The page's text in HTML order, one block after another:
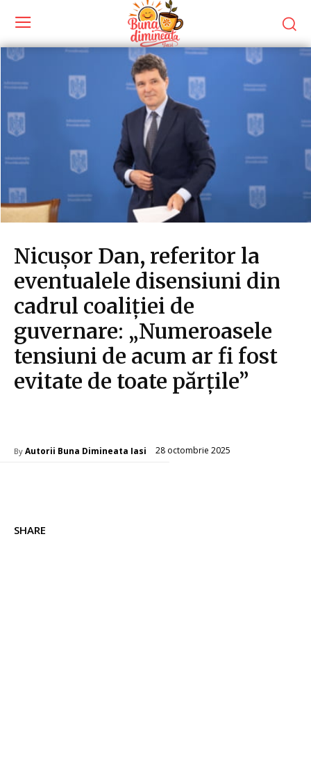
Nicușor Dan, referitor la
eventualele disensiuni din
cadrul coaliției de
guvernare: „Numeroasele
tensiuni de acum ar fi fost
evitate de toate părțile”
By Autorii Buna Dimineata Iasi 28 octombrie 2025
SHARE